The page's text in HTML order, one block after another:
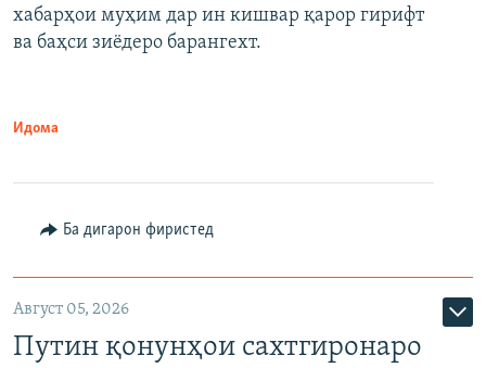
720p 1080p
хабарҳои муҳим дар ин кишвар қарор гирифт
ва баҳси зиёдеро барангехт.
Идома
Ба дигарон фиристед
Август 05, 2026
Путин қонунҳои сахтгиронаро